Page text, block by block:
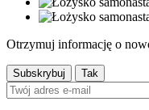
Otrzymuj informację o